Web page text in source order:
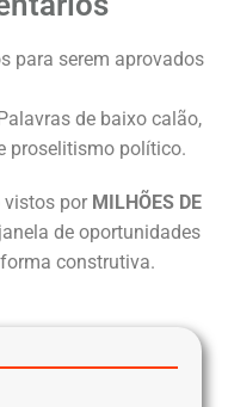
para serem aprovados
de baixo calão,
proselitismo político.
vistos por MILHÕES DE
de oportunidades
construtiva.